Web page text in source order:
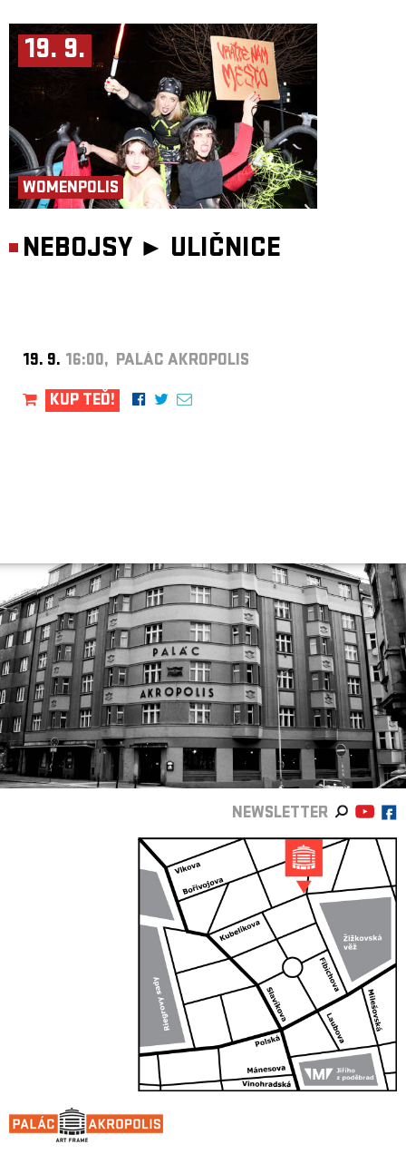
19. 9.
WOMENPOLIS
NEBOJSY ► ULIČNICE
19. 9. 16:00, PALÁC AKROPOLIS
KUP TEĎ!
NEWSLETTER